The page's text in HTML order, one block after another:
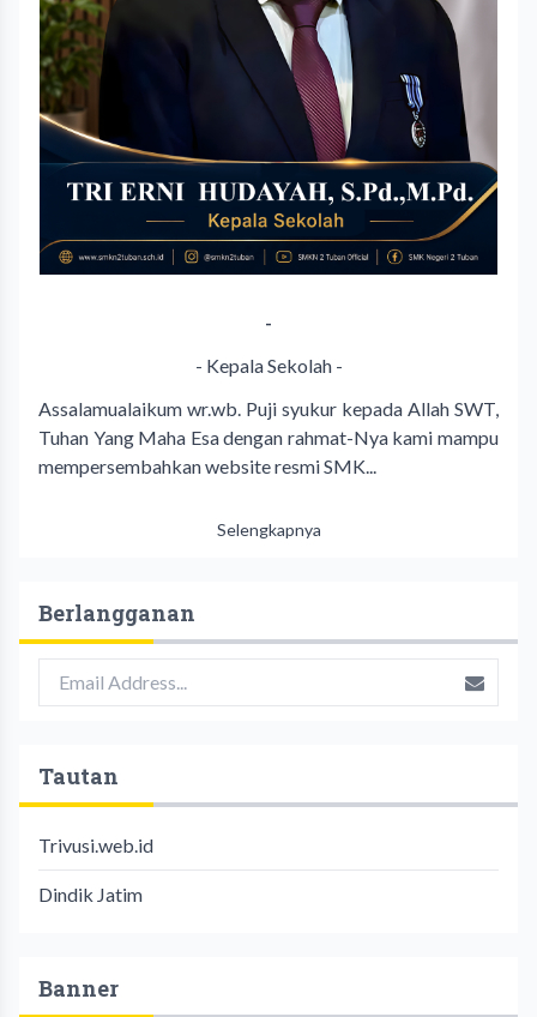
-
- Kepala Sekolah -
Assalamualaikum wr.wb. Puji syukur kepada Allah SWT,
Tuhan Yang Maha Esa dengan rahmat-Nya kami mampu
mempersembahkan website resmi SMK...
Selengkapnya
Berlangganan
Tautan
Trivusi.web.id
Dindik Jatim
Banner